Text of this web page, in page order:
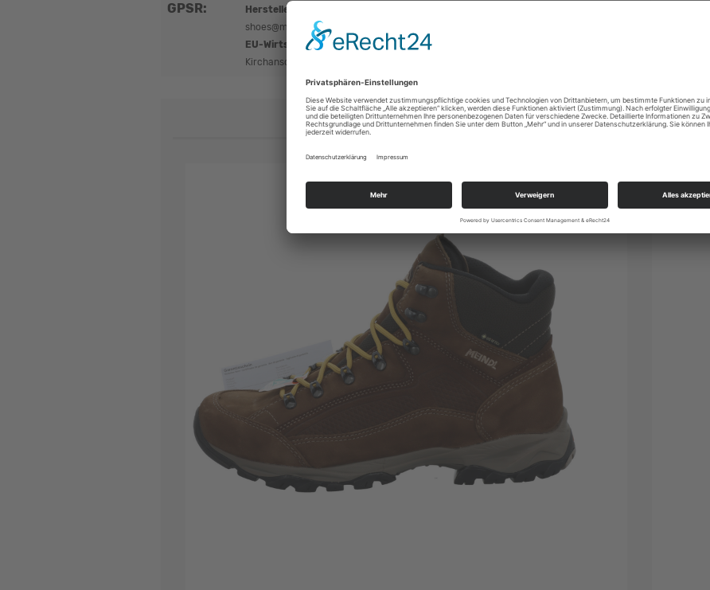
GPSR: Hersteller:
shoes@meindl.de
EU-Wirtschaftsakteur:Lukas Meindl GmbH & Co. KG | Lukas-Meindl-Str.5-9, 83417
Kirchanschöring, Deutschland | shoes@meindl.de
360° Ansicht dieses Artikels